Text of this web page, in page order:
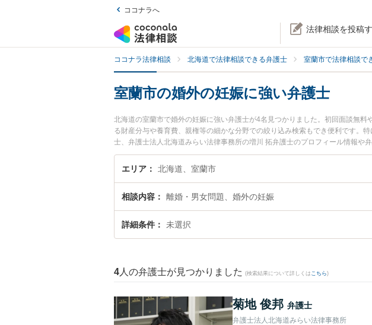
ココナラへ
法律相談を投稿
ココナラ法律相談 北海道で法律相談できる弁護士 室蘭市で法律相談で
室蘭市の婚外の妊娠に強い弁護士
北海道の室蘭市で婚外の妊娠に強い弁護士が4名見つかりました。初回面談無
る財産分与や養育費、親権等の細かな分野での絞り込み検索もでき便利です。
士、弁護士法人北海道みらい法律事務所の増川 拓弁護士のプロフィール情報
ルを今すぐに弁護士に相談したい』『婚外の妊娠のトラブル解決の実績豊富な
予約したい』などでお困りの相談者さんにおすすめです。
エリア 北海道、室蘭市
相談内容 離婚・男女問題、婚外の妊娠
詳細条件 未選択
4 人の弁護士が見つかりました (検索結果について詳しくは こちら)
菊地 俊邦 弁護士
弁護士法人北海道みらい法律事務所